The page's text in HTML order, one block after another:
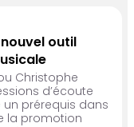
outil
Christophe
d’écoute
un prérequis dans
la promotion